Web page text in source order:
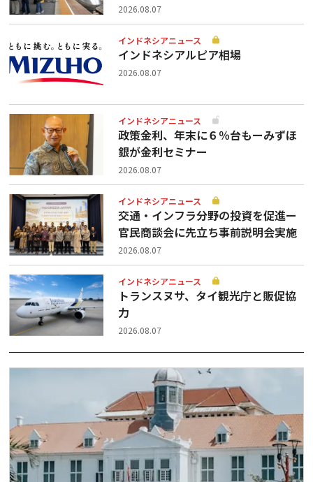
2026.08.07
インドネシアニュース
インドネシアルピア相場
2026.08.07
インドネシアニュース
政策金利、年末に６％台もーみずほ
銀が金利セミナー
2026.08.07
インドネシアニュース
交通・インフラ分野の投資を促進ー
官民商談会に先立ち事前説明会実施
2026.08.07
インドネシアニュース
トランスヌサ、タイ観光庁と販促協
力
2026.08.07